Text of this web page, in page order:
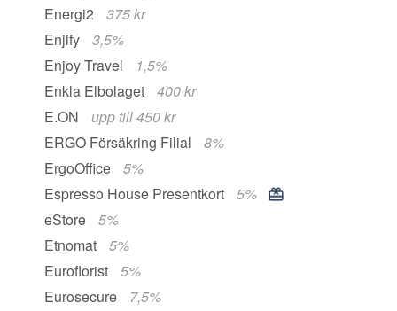
Energi2
375 kr
Enjify
3,5%
Enjoy Travel
1,5%
Enkla Elbolaget
400 kr
E.ON
upp till 450 kr
ERGO Försäkring Filial
8%
ErgoOffice
5%
Espresso House Presentkort
5%
eStore
5%
Etnomat
5%
Euroflorist
5%
Eurosecure
7,5%